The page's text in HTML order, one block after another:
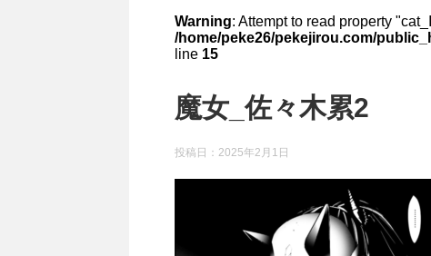
Warning: Attempt to read property
/home/peke26/pekejirou.com/
line 15
魔女_佐々木累2
投稿日： 2025年2月1日